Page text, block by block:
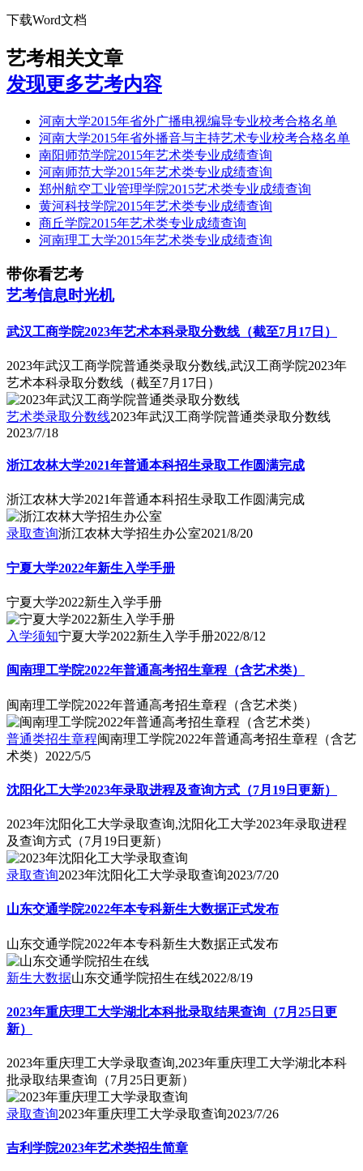
下载Word文档
艺考相关文章
发现更多艺考内容
河南大学2015年省外广播电视编导专业校考合格名单
河南大学2015年省外播音与主持艺术专业校考合格名单
南阳师范学院2015年艺术类专业成绩查询
河南师范大学2015年艺术类专业成绩查询
郑州航空工业管理学院2015艺术类专业成绩查询
黄河科技学院2015年艺术类专业成绩查询
商丘学院2015年艺术类专业成绩查询
河南理工大学2015年艺术类专业成绩查询
带你看艺考
艺考信息时光机
武汉工商学院2023年艺术本科录取分数线（截至7月17日）
2023年武汉工商学院普通类录取分数线,武汉工商学院2023年
艺术本科录取分数线（截至7月17日）
艺术类录取分数线2023年武汉工商学院普通类录取分数线
2023/7/18
浙江农林大学2021年普通本科招生录取工作圆满完成
浙江农林大学2021年普通本科招生录取工作圆满完成
录取查询浙江农林大学招生办公室2021/8/20
宁夏大学2022年新生入学手册
宁夏大学2022新生入学手册
入学须知宁夏大学2022新生入学手册2022/8/12
闽南理工学院2022年普通高考招生章程（含艺术类）
闽南理工学院2022年普通高考招生章程（含艺术类）
普通类招生章程闽南理工学院2022年普通高考招生章程（含艺
术类） 2022/5/5
沈阳化工大学2023年录取进程及查询方式（7月19日更新）
2023年沈阳化工大学录取查询,沈阳化工大学2023年录取进程
及查询方式（7月19日更新）
录取查询2023年沈阳化工大学录取查询2023/7/20
山东交通学院2022年本专科新生大数据正式发布
山东交通学院2022年本专科新生大数据正式发布
新生大数据山东交通学院招生在线2022/8/19
2023年重庆理工大学湖北本科批录取结果查询（7月25日更
新）
2023年重庆理工大学录取查询,2023年重庆理工大学湖北本科
批录取结果查询（7月25日更新）
录取查询2023年重庆理工大学录取查询2023/7/26
吉利学院2023年艺术类招生简章